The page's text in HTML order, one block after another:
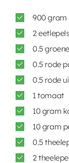
900
2
0.5
0.5 rode
0.5 rode ui
1 tomaat
10 gram
10 gram
0.5
2